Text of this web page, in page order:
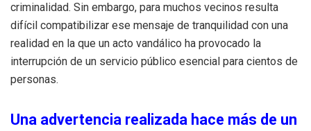
criminalidad. Sin embargo, para muchos vecinos resulta
difícil compatibilizar ese mensaje de tranquilidad con una
realidad en la que un acto vandálico ha provocado la
interrupción de un servicio público esencial para cientos de
personas.
Una advertencia realizada hace más de un